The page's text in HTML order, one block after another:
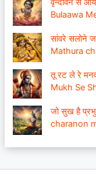
वृन्दावन से
Bulaawa
सांवरे सलोने
Mathura
तू रट ले रे
Mukh Se
जो सुख है
charanon